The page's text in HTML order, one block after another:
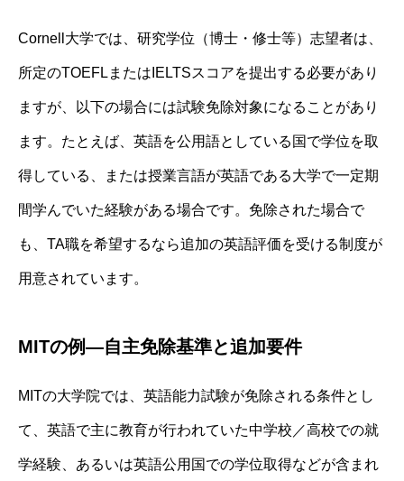
Cornell大学では、研究学位（博士・修士等）志望者は、
所定のTOEFLまたはIELTSスコアを提出する必要があり
ますが、以下の場合には試験免除対象になることがあり
ます。たとえば、英語を公用語としている国で学位を取
得している、または授業言語が英語である大学で一定期
間学んでいた経験がある場合です。免除された場合で
も、TA職を希望するなら追加の英語評価を受ける制度が
用意されています。
MITの例—自主免除基準と追加要件
MITの大学院では、英語能力試験が免除される条件とし
て、英語で主に教育が行われていた中学校／高校での就
学経験、あるいは英語公用国での学位取得などが含まれ